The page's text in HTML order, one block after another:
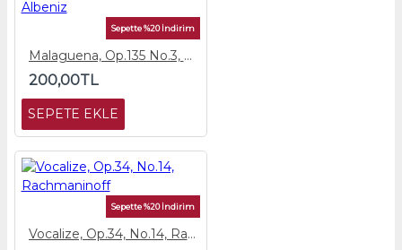
Sepette %20 İndirim
Malaguena, Op.135 No.3, Albeniz
200,00TL
SEPETE EKLE
Sepette %20 İndirim
Vocalize, Op.34, No.14, Rachmaninoff